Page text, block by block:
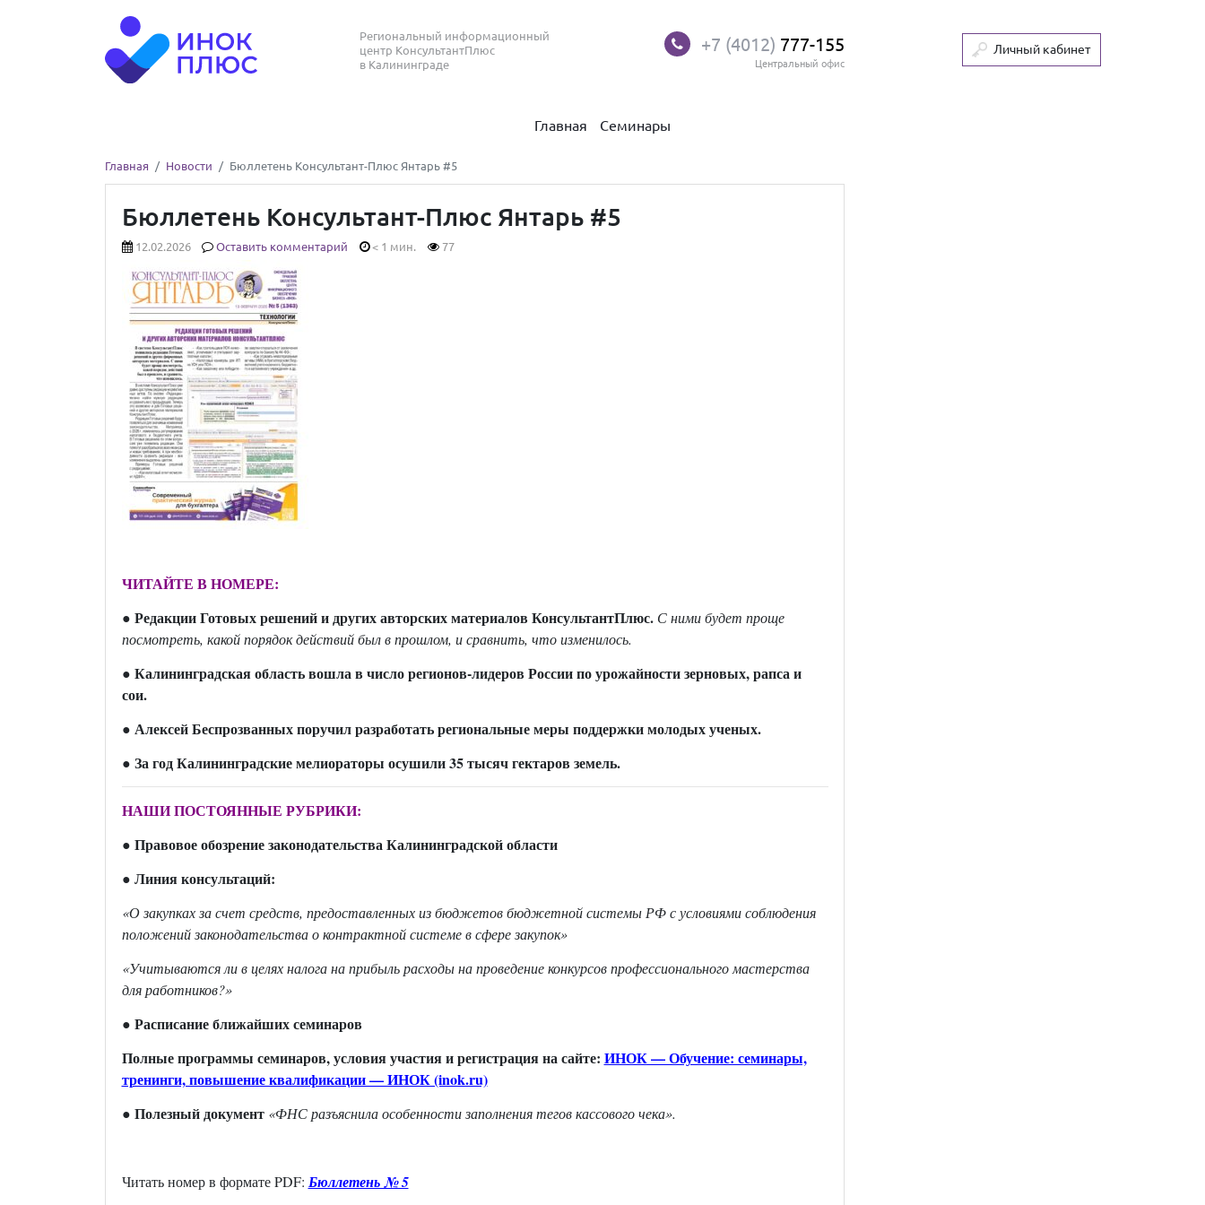
Региональный информационный
центр КонсультантПлюс
в Калининграде
+7 (4012) 777-155
Центральный офис
Личный кабинет
Главная Семинары
Главная Новости Бюллетень Консультант-Плюс Янтарь #5
Бюллетень Консультант-Плюс Янтарь #5
12.02.2026 Оставить комментарий < 1 мин. 77
ЧИТАЙТЕ В НОМЕРЕ:
● Редакции Готовых решений и других авторских материалов КонсультантПлюс. С нимибудет проще
посмотреть, какой порядок действийбыл в прошлом, и сравнить, что изменилось.
● Калининградская область вошла в число регионов-лидеров России по урожайности зерновых, рапса и
сои.
● Алексей Беспрозванных поручил разработать региональные меры поддержки молодых ученых.
● За год Калининградские мелиораторы осушили 35 тысяч гектаров земель.
НАШИ ПОСТОЯННЫЕ РУБРИКИ:
● Правовое обозрение законодательства Калининградской области
● Линия консультаций:
«О закупках за счет средств, предоставленных из бюджетов бюджетной системы РФ с условиями соблюдения
положений законодательства о контрактной системе в сфере закупок»
«Учитываются ли в целях налога на прибыль расходы на проведение конкурсов профессионального мастерства
для работников?»
● Расписание ближайших семинаров
Полные программы семинаров, условия участия и регистрация на сайте: ИНОК — Обучение: семинары,
тренинги, повышение квалификации — ИНОК (inok.ru)
● Полезный документ «ФНС разъяснила особенности заполнения тегов кассового чека».
Читать номер в форматеPDF: Бюллетень № 5